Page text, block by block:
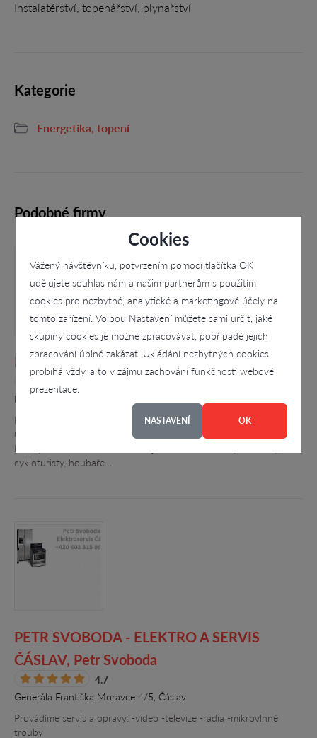
Cookies
Vážený návštěvníku, potvrzením pomocí tlačítka OK
udělujete souhlas nám a našim partnerům s použitím
cookies pro nezbytné, analytické a marketingové účely na
tomto zařízení. Volbou Nastavení můžete sami určit, jaké
skupiny cookies je možné zpracovávat, popřípadě jejich
zpracování úplně zakázat. Ukládání nezbytných cookies
probíhá vždy, a to v zájmu zachování funkčnosti webové
prezentace.
NASTAVENÍ OK
Instalatérství, topenářství, plynařství
Kategorie
Energetika, topení
Podobné firmy
RANČ U BIZONA, s.r.o.
Kuřimská Nová Ves č. 3, Kuřimská Nová Ves
RANČ U BIZONA se nachází v krásném a klidném prostředí
Českomoravské vysočiny 35km od Brna v rekreační oblasti
Kutinyn u Řikonína. Tato oblast je ideálním místem pro turisty,
cykloturisty, houbaře…
PETR SVOBODA - ELEKTRO A SERVIS
ČÁSLAV, Petr Svoboda
4.7
Generála Františka Moravce 4/5, Čáslav
Provádíme servis a opravy: -video -televize -rádia -mikrovlnné
trouby